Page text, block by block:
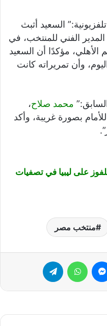
السعيد أثبث
الفني للمنتخب، في
مؤكدًا أن السعيد
وأن تمريراته كانت
محمد صلاح،
بصورة غريبة، وأكد
على ليبيا في تصفيات
منتخب مصر
ماسنجر واتساب